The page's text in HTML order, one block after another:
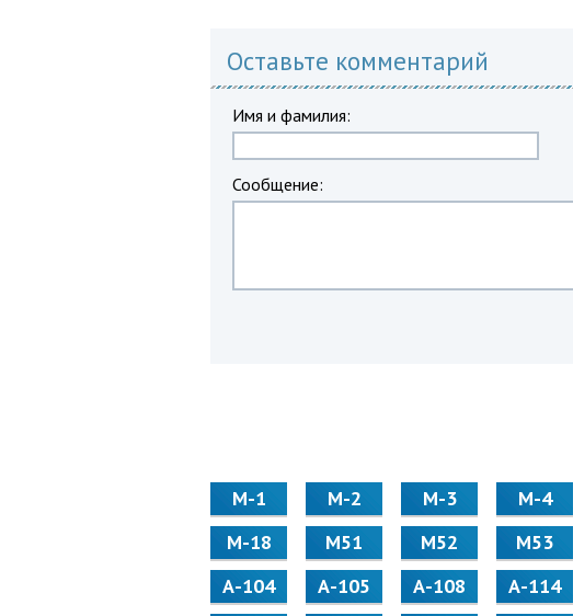
Оставьте комментарий
Имя и фамилия:
Сообщение:
М-1 М-2 М-3 М-4
М-18
М51 М52 М53
А-104
А-105 А-108 А-114